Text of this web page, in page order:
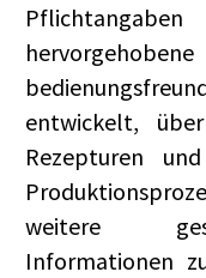
entwickelt,
Rezepturen
weitere
Informationen